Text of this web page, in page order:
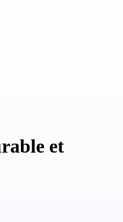
et